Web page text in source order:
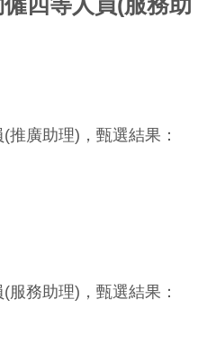
四等人員(服務助
廣助理)，甄選結果：
務助理)，甄選結果：